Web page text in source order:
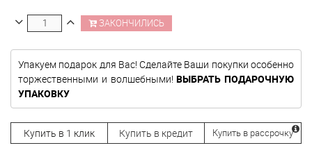
ЗАКОНЧИЛИСЬ
Упакуем подарок для Вас! Сделайте Ваши покупки особенно
торжественными и волшебными!ВЫБРАТЬ ПОДАРОЧНУЮ
УПАКОВКУ
Купить в 1 клик Купить в кредит Купить в рассрочку